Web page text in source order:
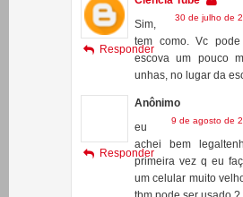
unhas, no lugar da
Anônimo
9 de agosto de
achei bem
primeira vez q eu
um celular muito
Responder
Unknown
10 de agosto de